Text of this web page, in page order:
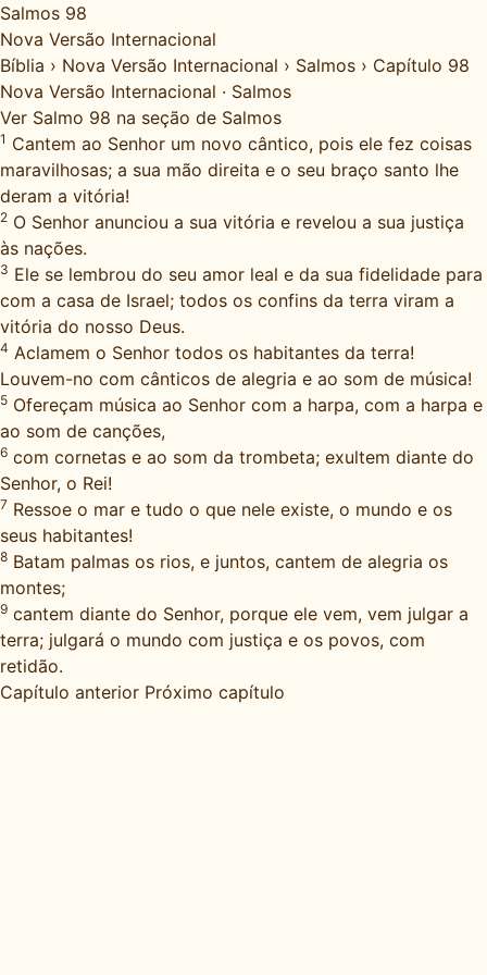
Salmos 98
Nova Versão Internacional
Bíblia › Nova Versão Internacional › Salmos › Capítulo 98
Nova Versão Internacional · Salmos
Ver Salmo 98 na seção de Salmos
1 Cantem ao Senhor um novo cântico, pois ele fez coisas
maravilhosas; a sua mão direita e o seu braço santo lhe
deram a vitória!
2 O Senhor anunciou a sua vitória e revelou a sua justiça
às nações.
3 Ele se lembrou do seu amor leal e da sua fidelidade para
com a casa de Israel; todos os confins da terra viram a
vitória do nosso Deus.
4 Aclamem o Senhor todos os habitantes da terra!
Louvem-no com cânticos de alegria e ao som de música!
5 Ofereçam música ao Senhor com a harpa, com a harpa e
ao som de canções,
6 com cornetas e ao som da trombeta; exultem diante do
Senhor, o Rei!
7 Ressoe o mar e tudo o que nele existe, o mundo e os
seus habitantes!
8 Batam palmas os rios, e juntos, cantem de alegria os
montes;
9 cantem diante do Senhor, porque ele vem, vem julgar a
terra; julgará o mundo com justiça e os povos, com
retidão.
Capítulo anterior Próximo capítulo